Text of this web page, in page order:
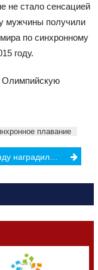
не стало сенсацией
мужчины получили
по синхронному
году.
Олимпийскую
плавание
спортсменов и тренеров